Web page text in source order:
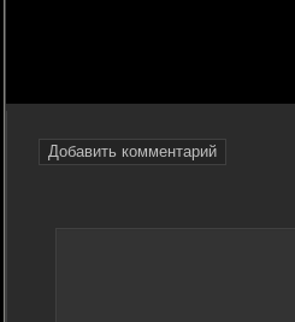
Добавить комментарий